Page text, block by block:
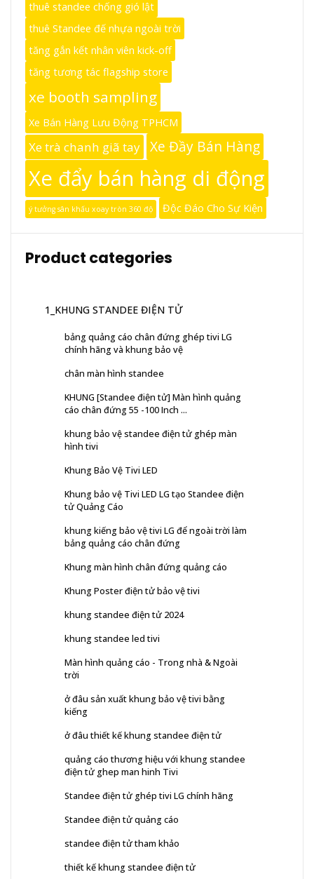
thuê standee chống gió lật
thuê Standee đế nhựa ngoài trời
tăng gắn kết nhân viên kick-off
tăng tương tác flagship store
xe booth sampling
Xe Bán Hàng Lưu Động TPHCM
Xe trà chanh giã tay Xe Đầy Bán Hàng
Xe đẩy bán hàng di động
ý tưởng sân khấu xoay tròn 360 độ Độc Đáo Cho Sự Kiện
Product categories
1_KHUNG STANDEE ĐIỆN TỬ
bảng quảng cáo chân đứng ghép tivi LG
chính hãng và khung bảo vệ
chân màn hình standee
KHUNG [Standee điện tử] Màn hình quảng
cáo chân đứng 55 -100 Inch ...
khung bảo vệ standee điện tử ghép màn
hình tivi
Khung Bảo Vệ Tivi LED
Khung bảo vệ Tivi LED LG tạo Standee điện
tử Quảng Cáo
khung kiếng bảo vệ tivi LG để ngoài trời làm
bảng quảng cáo chân đứng
Khung màn hình chân đứng quảng cáo
Khung Poster điện tử bảo vệ tivi
khung standee điện tử 2024
khung standee led tivi
Màn hình quảng cáo - Trong nhà & Ngoài
trời
ở đâu sản xuất khung bảo vệ tivi bằng
kiếng
ở đâu thiết kế khung standee điện tử
quảng cáo thương hiệu với khung standee
điện tử ghep man hinh Tivi
Standee điện tử ghép tivi LG chính hãng
Standee điện tử quảng cáo
standee điện tử tham khảo
thiết kế khung standee điện tử